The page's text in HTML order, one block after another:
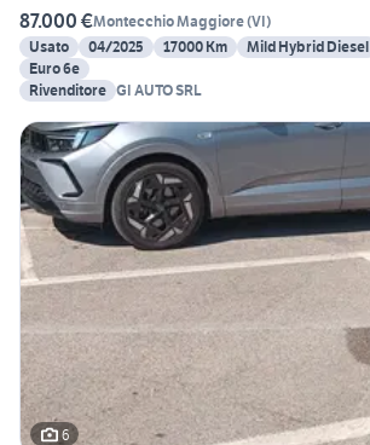
87.000 €Montecchio Maggiore(VI)
Usato
04/2025 17000 Km Mild Hybrid Diesel
Euro 6e
Rivenditore GI AUTO SRL
6